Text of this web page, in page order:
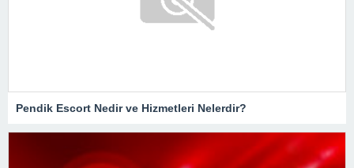
Pendik Escort Nedir ve Hizmetleri Nelerdir?